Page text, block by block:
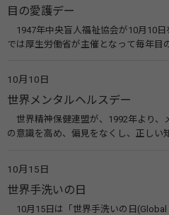
目の愛護デー
1947年中央盲人福祉協会が10月10
では厚生労働省が主催となって毎年目
会）
10月10日
世界メンタルヘルスデー
世界精神保健連盟が、1992年より、
の意識を高め、偏見をなくし、正しい
す。 関連リンク 世界メンタルヘルスデー（厚生労働省） 働く人のメンタ
ルヘルス・ポータルサイト「こころの
10月15日
世界手洗いの日
10月15日は「世界手洗いの日(Global